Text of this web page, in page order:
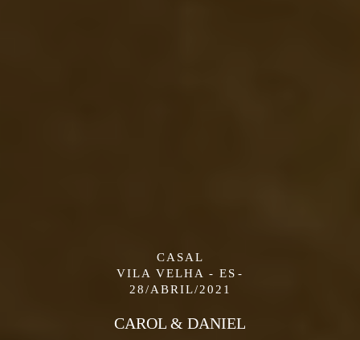
CASAL
VILA VELHA - ES
28/ABRIL/2021
CAROL & DANIEL